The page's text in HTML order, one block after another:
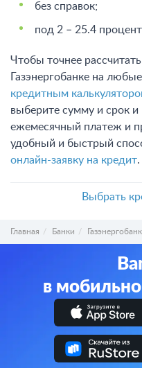
без справок;
под 2 – 25.4
Чтобы точнее
Газэнергобанке на
кредитным
выберите сумму и срок
ежемесячный платеж и
удобный и быстрый
онлайн-заявку на кредит.
Выбрать
Главная Банки Газэнергобанк